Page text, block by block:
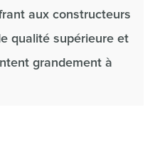
aux constructeurs
qualité supérieure et
grandement à